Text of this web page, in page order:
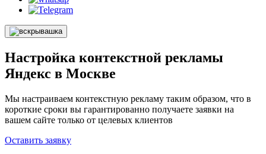
Настройка контекстной рекламы
Яндекс в Москве
Мы настраиваем контекстную рекламу таким образом, что в
короткие сроки вы гарантированно получаете заявки на
вашем сайте только от целевых клиентов
Оставить заявку